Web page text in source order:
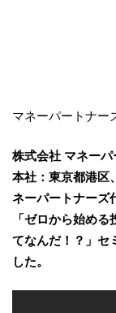
マネーパートナー
株式会社 マネーパ
本社：東京都港区
ネーパートナーズ
「ゼロから始め
てなんだ！？」セ
した。